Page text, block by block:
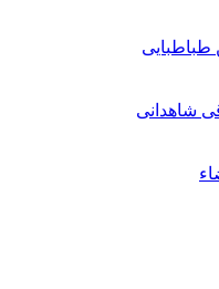
شاهدانی